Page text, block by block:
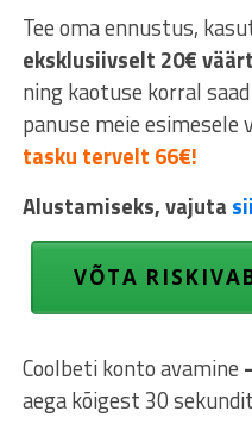
Tee oma ennustus,
eksklusiivselt 20€
ning kaotuse korral
panuse meie esimesele
tasku tervelt 66€!
Alustamiseks, vajuta
VÕTA
Coolbeti konto avamine
aega kõigest 30